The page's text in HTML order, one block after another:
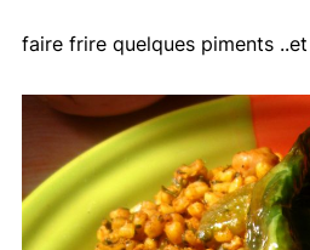
faire frire quelques piments